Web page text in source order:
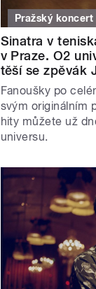
Pražský koncert
Sinatra v
v Praze. O2
těší se zpěvák
Fanoušky po
svým originálním
hity můžete už
universu.